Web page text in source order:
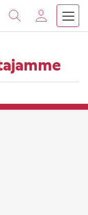
parantajamme